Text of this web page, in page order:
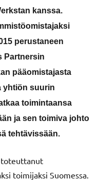
kanssa.
perustaneen
Partnersin
pääomistajasta
yhtiön suurin
toimintaansa
ja sen toimiva johto
tehtävissään.
toteuttanut
toimijaksi Suomessa.